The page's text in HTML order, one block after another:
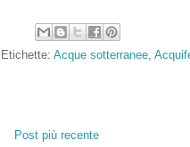
Etichette: Acque sotterranee,
Post più recente